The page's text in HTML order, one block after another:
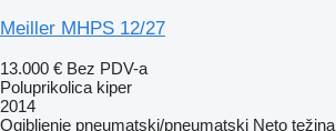
Meiller MHPS 12/27
13.000 € Bez PDV-a
Poluprikolica kiper
2014
Ogibljenje pneumatski/pneumatski Neto težina